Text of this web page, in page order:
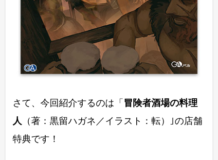
さて、今回紹介するのは「 冒険者酒場の料理
人
（著：黒留ハガネ／イラスト：転）｣の店舗
特典です！